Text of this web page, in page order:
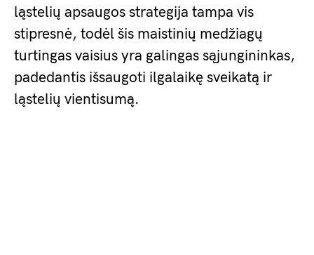
ląstelių apsaugos strategija tampa vis
stipresnė, todėl šis maistinių medžiagų
turtingas vaisius yra galingas sąjungininkas,
padedantis išsaugoti ilgalaikę sveikatą ir
ląstelių vientisumą.